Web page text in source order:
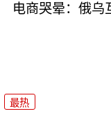
电商哭晕：俄乌
最热